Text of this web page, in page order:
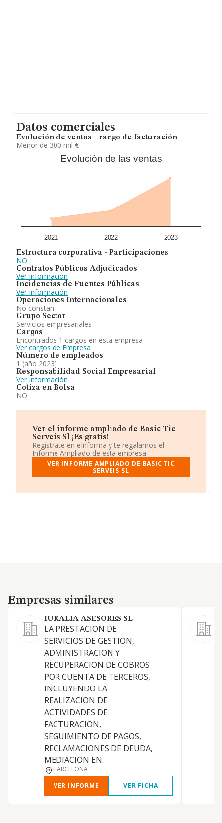
Datos comerciales
Evolución de ventas - rango de facturación
Menor de 300 mil €
Evolución de las ventas
2021 2022 2023
Estructura corporativa - Participaciones
NO
Contratos Públicos Adjudicados
Ver Información
Incidencias de Fuentes Públicas
Ver Información
Operaciones Internacionales
No constan
Grupo Sector
Servicios empresariales
Cargos
Encontrados 1 cargos en esta empresa
Ver cargos de Empresa
Número de empleados
1 (año 2023)
Responsabilidad Social Empresarial
Ver Información
Cotiza en Bolsa
NO
Ver el informe ampliado de Basic Tic
Serveis Sl ¡Es gratis!
Regístrate en eInforma y te regalamos el
Informe Ampliado de esta empresa.
VER INFORME AMPLIADO DE BASIC TIC
SERVEIS SL
Empresas similares
Empresas similares
IURALIA ASESORES SL
LA PRESTACION DE
SERVICIOS DE GESTION,
ADMINISTRACION Y
RECUPERACION DE COBROS
POR CUENTA DE TERCEROS,
INCLUYENDO LA
REALIZACION DE
ACTIVIDADES DE
FACTURACION,
SEGUIMIENTO DE PAGOS,
RECLAMACIONES DE DEUDA,
MEDIACION EN.
BARCELONA
VER INFORME
VER FICHA